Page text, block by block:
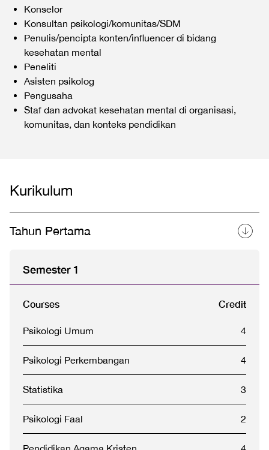
Konselor
Konsultan psikologi/komunitas/SDM
Penulis/pencipta konten/influencer di bidang
kesehatan mental
Peneliti
Asisten psikolog
Pengusaha
Staf dan advokat kesehatan mental di organisasi,
komunitas, dan konteks pendidikan
Kurikulum
Tahun Pertama
Semester 1
Courses Credit
Psikologi Umum 4
Psikologi Perkembangan 4
Statistika 3
Psikologi Faal 2